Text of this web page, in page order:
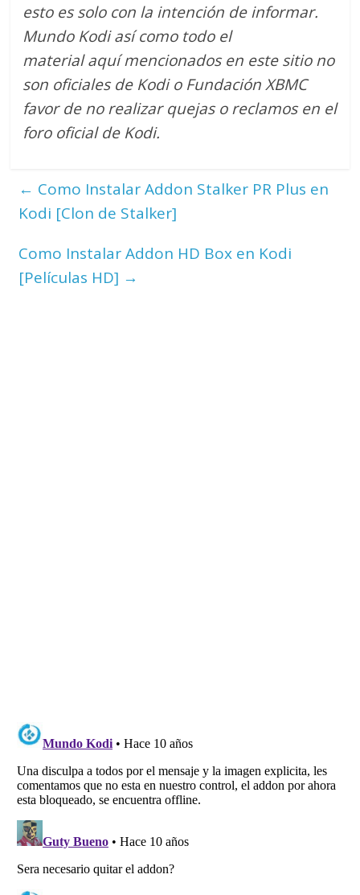
esto es solo con la intención de informar.
Mundo Kodi así como todo el
material aquí mencionados en este sitio no
son oficiales de Kodi o Fundación XBMC
favor de no realizar quejas o reclamos en el
foro oficial de Kodi.
← Como Instalar Addon Stalker PR Plus en
Kodi [Clon de Stalker]
Como Instalar Addon HD Box en Kodi
[Películas HD] →